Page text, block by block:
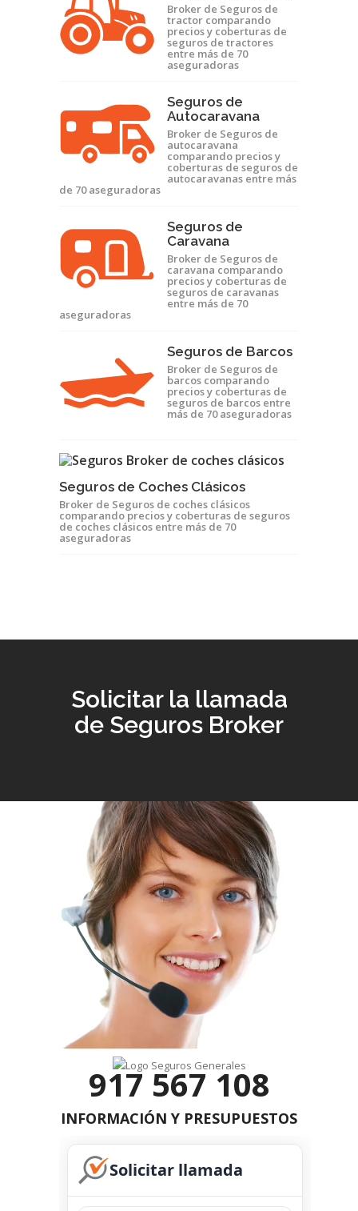
Broker de Seguros de
tractor comparando
precios y coberturas de
seguros de tractores
entre más de 70
aseguradoras
Seguros de
Autocaravana
Broker de Seguros de
autocaravana
comparando precios y
coberturas de seguros de
autocaravanas entre más
de 70 aseguradoras
Seguros de
Caravana
Broker de Seguros de
caravana comparando
precios y coberturas de
seguros de caravanas
entre más de 70
aseguradoras
Seguros de Barcos
Broker de Seguros de
barcos comparando
precios y coberturas de
seguros de barcos entre
más de 70 aseguradoras
Seguros de Coches Clásicos
Broker de Seguros de coches clásicos
comparando precios y coberturas de seguros
de coches clásicos entre más de 70
aseguradoras
Solicitar la llamada
de Seguros Broker
917 567 108
INFORMACIÓN Y PRESUPUESTOS